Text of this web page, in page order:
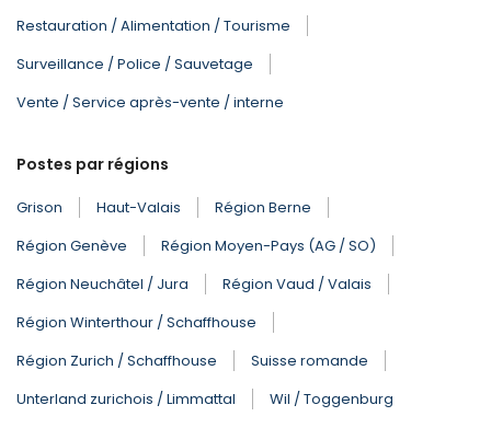
Restauration / Alimentation / Tourisme
Surveillance / Police / Sauvetage
Vente / Service après-vente / interne
Postes par régions
Grison Haut-Valais
Région Berne
Région Genève
Région Moyen-Pays (AG / SO)
Région Neuchâtel / Jura
Région Vaud / Valais
Région Winterthour / Schaffhouse
Région Zurich / Schaffhouse
Suisse romande
Unterland zurichois / Limmattal
Wil / Toggenburg